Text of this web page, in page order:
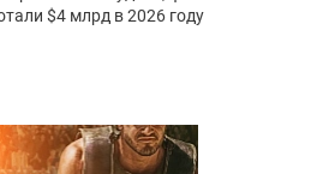
$4 млрд в 2026 году